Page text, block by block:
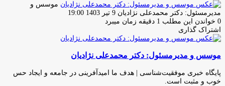
موسس و
مدیرمسئول: دکتر محمدعلی نژادیان ارسال
ایمیل
9 تیر 1403 19:00
0 خواندن این مطلب 1 دقیقه زمان میبرد
اشتراک گذاری
فیس
توئیتر
لینکدین
واتس
تلگرام
اشتراک
از
ایمیل
چاپ
موسس و مدیرمسئول: دکتر محمدعلی نژادیان
پایگاه خبری موفقیت‌شناسی | هدف ما امیدآفرینی در جامعه و ایجاد حس
خوب و مثبت است.